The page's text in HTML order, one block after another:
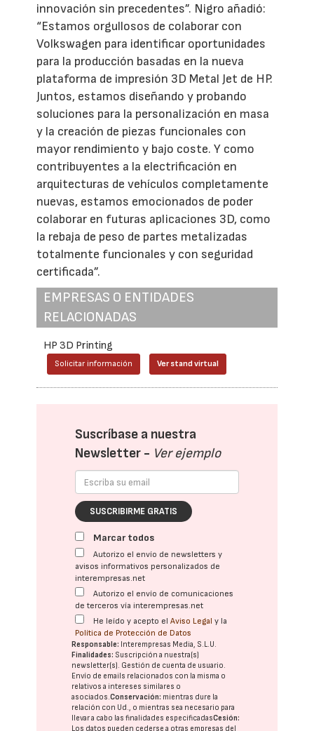
innovación sin precedentes”. Nigro añadió:
“Estamos orgullosos de colaborar con
Volkswagen para identificar oportunidades
para la producción basadas en la nueva
plataforma de impresión 3D Metal Jet de HP.
Juntos, estamos diseñando y probando
soluciones para la personalización en masa
y la creación de piezas funcionales con
mayor rendimiento y bajo coste. Y como
contribuyentes a la electrificación en
arquitecturas de vehículos completamente
nuevas, estamos emocionados de poder
colaborar en futuras aplicaciones 3D, como
la rebaja de peso de partes metalizadas
totalmente funcionales y con seguridad
certificada”.
EMPRESAS O ENTIDADES
RELACIONADAS
HP 3D Printing
Solicitar información Ver stand virtual
Suscríbase a nuestra
Newsletter - Ver ejemplo
SUSCRIBIRME GRATIS
Marcar todos
Autorizo el envío de newsletters y
avisos informativos personalizados de
interempresas.net
Autorizo el envío de comunicaciones
de terceros vía interempresas.net
He leído y acepto elAviso Legal y la
Política de Protección de Datos
Responsable: Interempresas Media, S.L.U.
Finalidades: Suscripción a nuestra(s)
newsletter(s). Gestión de cuenta de usuario.
Envío de emails relacionados con la misma o
relativos a intereses similares o
asociados.Conservación: mientras dure la
relación con Ud., o mientras sea necesario para
llevar a cabo las finalidades especificadasCesión:
Los datos pueden cederse a otras empresas del